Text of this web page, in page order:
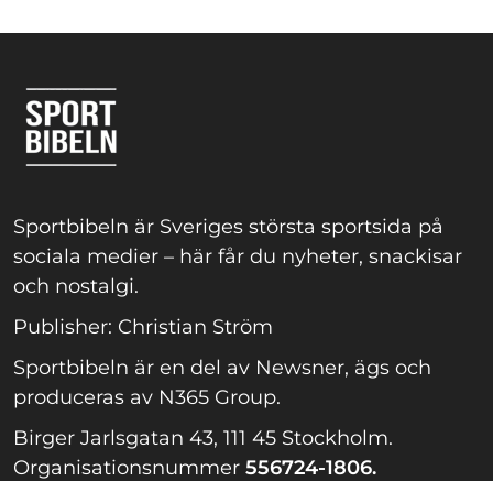
Sportbibeln är Sveriges största sportsida på
sociala medier – här får du nyheter, snackisar
och nostalgi.
Publisher: Christian Ström
Sportbibeln är en del av Newsner, ägs och
produceras av N365 Group.
Birger Jarlsgatan 43, 111 45 Stockholm.
Organisationsnummer 556724-1806.